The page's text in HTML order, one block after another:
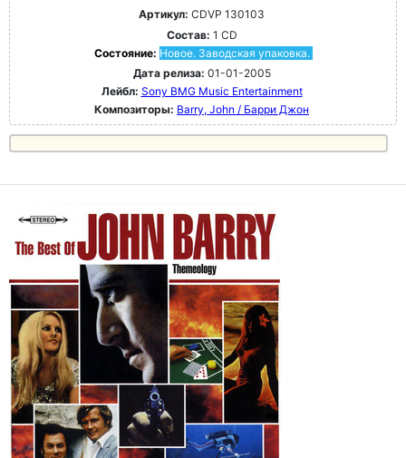
Артикул: CDVP 130103
Состав: 1 CD
Состояние: Новое. Заводская упаковка.
Дата релиза: 01-01-2005
Лейбл: Sony BMG Music Entertainment
Композиторы: Barry, John / Барри Джон